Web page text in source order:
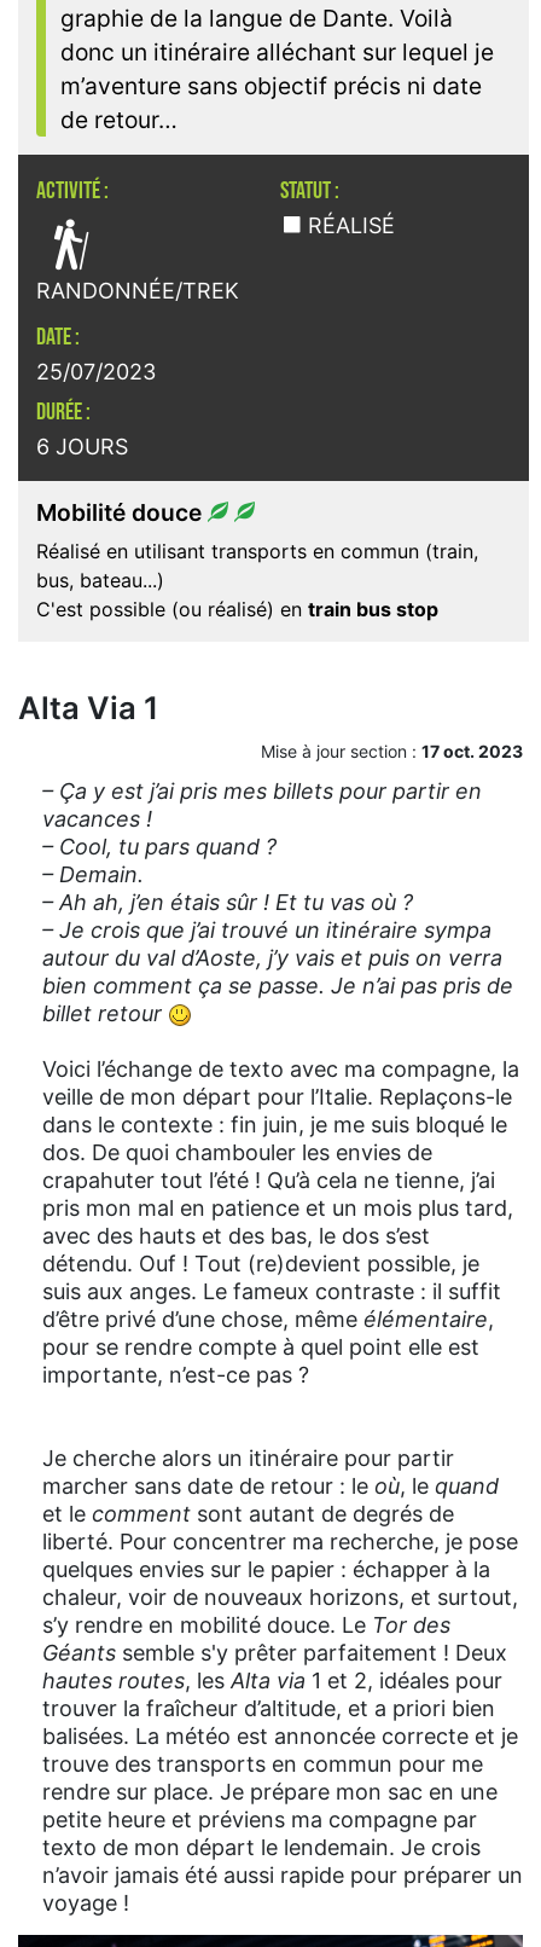
graphie de la langue de Dante. Voilà
donc un itinéraire alléchant sur lequel je
m’aventure sans objectif précis ni date
de retour…
ACTIVITÉ :

RANDONNÉE/TREK
STATUT :
RÉALISÉ
DATE :
25/07/2023
DURÉE :
6 JOURS
Mobilité douce
Réalisé en utilisant transports en commun (train,
bus, bateau...)
C'est possible (ou réalisé) en train bus stop
Alta Via 1
Mise à jour section : 17 oct. 2023
– Ça y est j’ai pris mes billets pour partir en
vacances !
– Cool, tu pars quand ?
– Demain.
– Ah ah, j’en étais sûr ! Et tu vas où ?
– Je crois que j’ai trouvé un itinéraire sympa
autour du val d’Aoste, j’y vais et puis on verra
bien comment ça se passe. Je n’ai pas pris de
billet retour
Voici l’échange de texto avec ma compagne, la
veille de mon départ pour l’Italie. Replaçons-le
dans le contexte : fin juin, je me suis bloqué le
dos. De quoi chambouler les envies de
crapahuter tout l’été ! Qu’à cela ne tienne, j’ai
pris mon mal en patience et un mois plus tard,
avec des hauts et des bas, le dos s’est
détendu. Ouf ! Tout (re)devient possible, je
suis aux anges. Le fameux contraste : il suffit
d’être privé d’une chose, même élémentaire,
pour se rendre compte à quel point elle est
importante, n’est-ce pas ?
Je cherche alors un itinéraire pour partir
marcher sans date de retour : le où, le quand
et le comment sont autant de degrés de
liberté. Pour concentrer ma recherche, je pose
quelques envies sur le papier : échapper à la
chaleur, voir de nouveaux horizons, et surtout,
s’y rendre en mobilité douce. Le Tor des
Géants semble s'y prêter parfaitement ! Deux
hautes routes, lesAlta via 1 et 2, idéales pour
trouver la fraîcheur d’altitude, et a priori bien
balisées. La météo est annoncée correcte et je
trouve des transports en commun pour me
rendre sur place. Je prépare mon sac en une
petite heure et préviens ma compagne par
texto de mon départ le lendemain. Je crois
n’avoir jamais été aussi rapide pour préparer un
voyage !